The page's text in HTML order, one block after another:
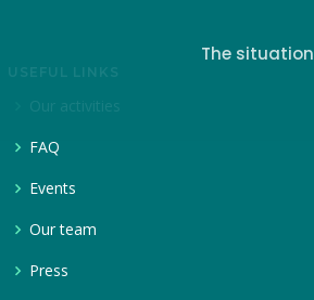
The situation
USEFUL LINKS
Our activities
FAQ
Events
Our team
Press